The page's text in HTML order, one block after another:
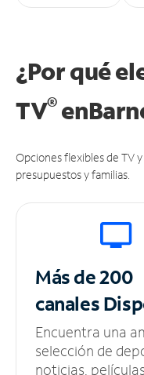
¿Por qué
TV®en
Opciones flexibles de TV
presupuestos y familias.
Más de 200
canales
Encuentra una
selección de
noticias,